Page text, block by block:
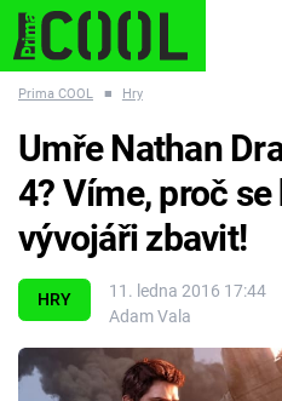
ESCAPE PLNEJ KOTEL
Témata
Filmy
Prima COOL ■ Hry
HRY
11. ledna 2016 17:44
Adam Vala
Umře Nathan
4? Víme, proč
vývojáři zbavit!